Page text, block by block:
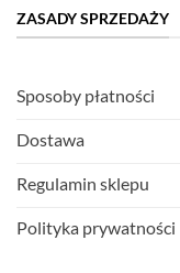
ZASADY SPRZEDAŻY
Sposoby płatności
Dostawa
Regulamin sklepu
Polityka prywatności